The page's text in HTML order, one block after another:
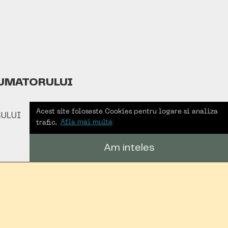
Acest site foloseste Cookies pentru logare si analiza
trafic.
Afla mai multe
Am inteles